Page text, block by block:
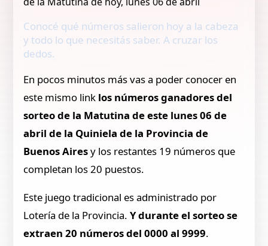
Conocé qué números salieron hoy a la cabeza
y todo lo que necesitás saber. A cruzar los
dedos.
En pocos minutos más vas a poder conocer en
este mismo link los números ganadores del
sorteo de la Matutina de este lunes 06 de
abril de la Quiniela de la Provincia de
Buenos Airesy los restantes 19 números que
completan los 20 puestos.
Este juego tradicional es administrado por
Lotería de la Provincia.Y durante el sorteo se
extraen 20 números del 0000 al 9999.